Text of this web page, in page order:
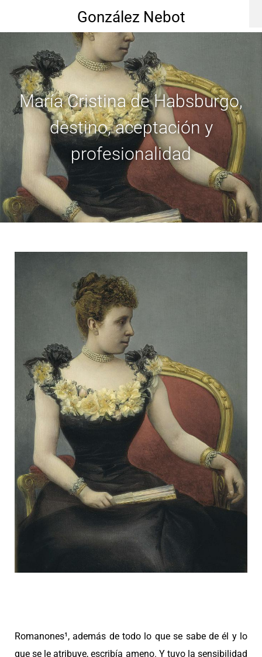
González Nebot
María Cristina de Habsburgo,
destino, aceptación y
profesionalidad
Romanones¹, además de todo lo que se sabe de él y lo
que se le atribuye, escribía ameno. Y tuvo la sensibilidad